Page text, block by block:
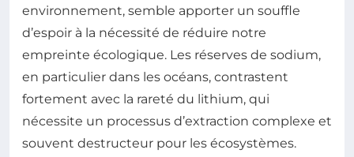
environnement, semble apporter un souffle
d’espoir à la nécessité de réduire notre
empreinte écologique. Les réserves de sodium,
en particulier dans les océans, contrastent
fortement avec la rareté du lithium, qui
nécessite un processus d’extraction complexe et
souvent destructeur pour les écosystèmes.